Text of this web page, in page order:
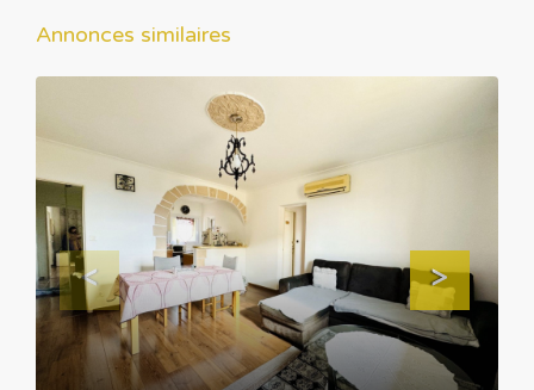
Annonces similaires